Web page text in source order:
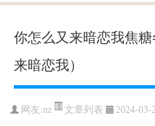
你怎么又来暗恋我焦
来暗恋我）
网友:nz 文章列表 2024-03-